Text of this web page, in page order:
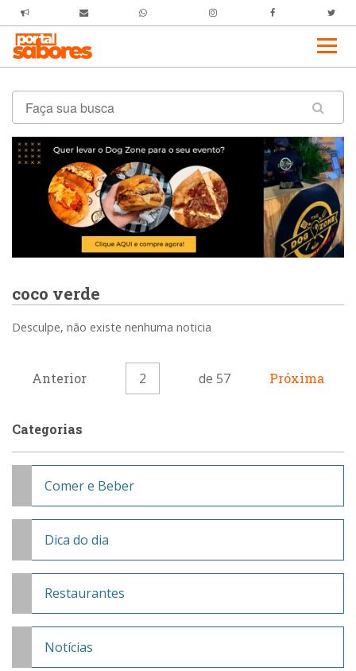
coco verde
Desculpe, não existe nenhuma noticia
Anterior 2 de 57 Próxima
Categorias
Comer e Beber
Dica do dia
Restaurantes
Notícias